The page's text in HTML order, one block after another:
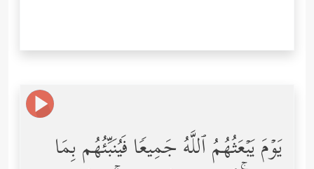
یَوۡمَ یَبۡعَثُهُمُ ٱللَّهُ جَمِیعࣰا فَیُنَبِّئُهُم بِمَا